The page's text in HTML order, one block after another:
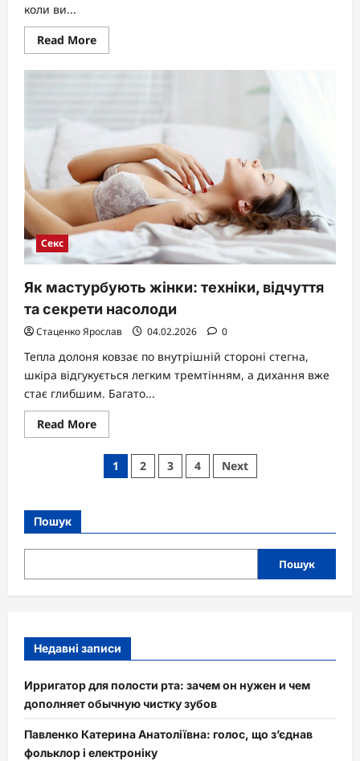
коли ви...
Read MoreRead
more
Як
максимальної
насолоди
Секс
Як мастурбують жінки: техніки, відчуття
та секрети насолоди
Стаценко Ярослав 04.02.2026 0
Тепла долоня ковзає по внутрішній стороні стегна,
шкіра відгукується легким тремтінням, а дихання вже
стає глибшим. Багато...
Read MoreRead
more
Як
мастурбують
жінки:
насолоди
Пагінація
1 2 3 4 Next
Пошук
Пошук
Недавні записи
Ирригатор для полости рта: зачем он нужен и чем
дополняет обычную чистку зубов
Павленко Катерина Анатоліївна: голос, що з’єднав
фольклор і електроніку